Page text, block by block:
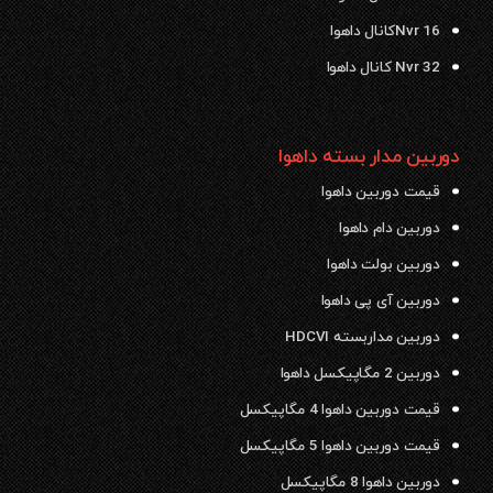
Nvr 16کانال داهوا
Nvr 32 کانال داهوا
دوربین مدار بسته داهوا
قیمت دوربین داهوا
دوربین دام داهوا
دوربین بولت داهوا
دوربین آی پی داهوا
دوربین مداربسته HDCVI
دوربین 2 مگاپیکسل داهوا
قیمت دوربین داهوا 4 مگاپیکسل
قیمت دوربین داهوا 5 مگاپیکسل
دوربین داهوا 8 مگاپیکسل